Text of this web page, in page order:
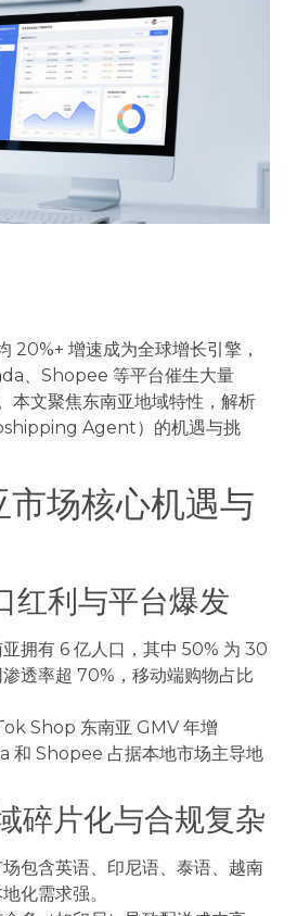
20%+ 增速成为全球增长引擎，
、Shopee 等平台催生大量
文聚焦东南亚地域特性，解析
Agent）的机遇与挑
市场核心机遇与
红利与平台爆发
亚拥有 6 亿人口，其中 50% 为 30
透率超 70%，移动端购物占比
Shop 东南亚 GMV 年增
和 Shopee 占据本地市场主导地
碎片化与合规复杂
包含英语、印尼语、泰语、越南
化需求强。